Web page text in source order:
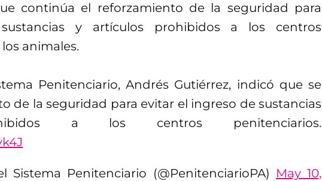
continúa el reforzamiento de la seguridad para
y artículos prohibidos a los centros
animales.
Penitenciario, Andrés Gutiérrez, indicó que se
de la seguridad para evitar el ingreso de sustancias
a los centros penitenciarios.
Penitenciario (@PenitenciarioPA) May 10,